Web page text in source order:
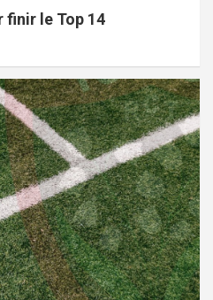
finir le Top 14